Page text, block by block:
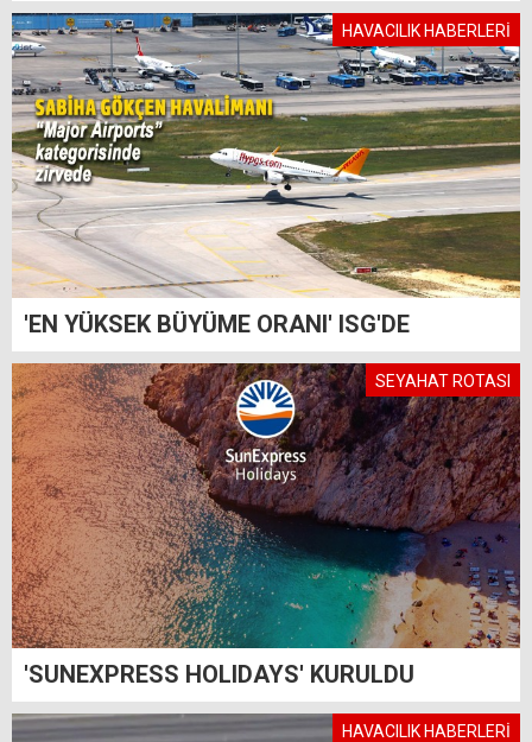
HAVACILIK HABERLERİ
'EN YÜKSEK BÜYÜME ORANI' ISG'DE
SEYAHAT ROTASI
'SUNEXPRESS HOLIDAYS' KURULDU
HAVACILIK HABERLERİ